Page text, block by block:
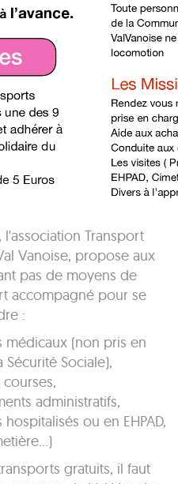
l'association Transport
Vanoise, propose aux
pas de moyens de
accompagné pour se
:
médicaux (non pris en
Sociale),
courses,
administratifs,
ou en EHPAD,
gratuits, il faut